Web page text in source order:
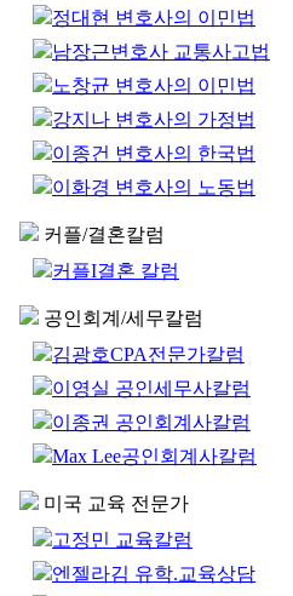
정대현 변호사의 이민법
남장근변호사 교통사고법
노창균 변호사의 이민법
강지나 변호사의 가정법
이종건 변호사의 한국법
이화경 변호사의 노동법
커플/결혼칼럼
커플I결혼 칼럼
공인회계/세무칼럼
김광호CPA전문가칼럼
이영실 공인세무사칼럼
이종권 공인회계사칼럼
Max Lee공인회계사칼럼
미국 교육 전문가
고정민 교육칼럼
엔젤라김 유학.교육상담